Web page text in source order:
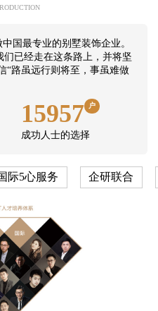
国最专业的别墅装饰企业。
已经走在这条路上，并将坚
“路虽远行则将至，事虽难做
15957 户
成功人士的选择
际5心服务 企研联合